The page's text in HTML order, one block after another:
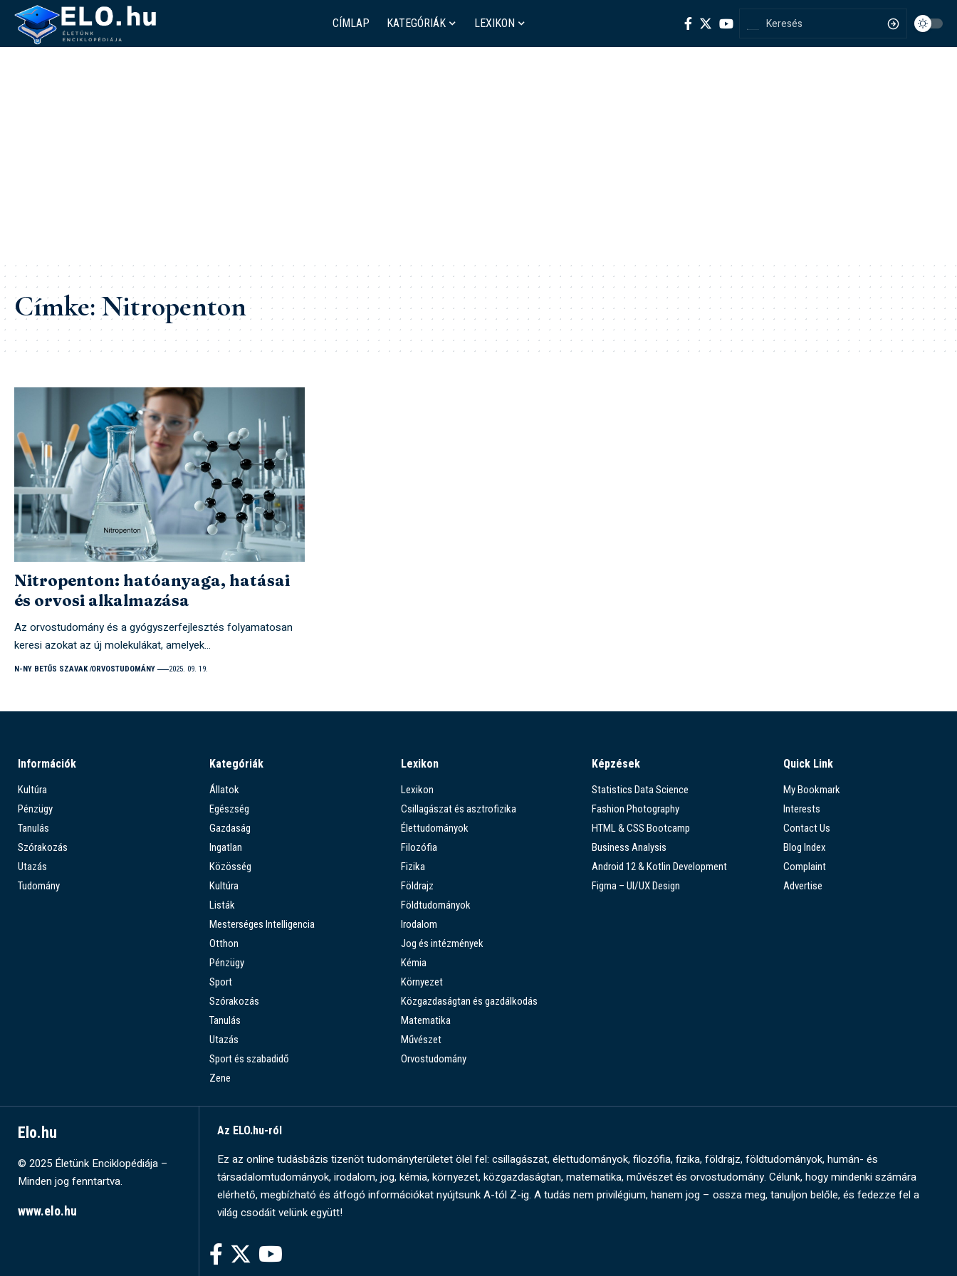
CÍMLAP KATEGÓRIÁK LEXIKON
Címke:Nitropenton
Nitropenton: hatóanyaga, hatásai
és orvosi alkalmazása
Az orvostudomány és a gyógyszerfejlesztés folyamatosan
keresi azokat az új molekulákat, amelyek…
N-NY BETŰS SZAVAK ORVOSTUDOMÁNY 2025. 09. 19.
Információk
Kultúra
Pénzügy
Tanulás
Szórakozás
Utazás
Tudomány
Kategóriák
Állatok
Egészség
Gazdaság
Ingatlan
Közösség
Kultúra
Listák
Mesterséges Intelligencia
Otthon
Pénzügy
Sport
Szórakozás
Tanulás
Utazás
Sport és szabadidő
Zene
Lexikon
Lexikon
Csillagászat és asztrofizika
Élettudományok
Filozófia
Fizika
Földrajz
Földtudományok
Irodalom
Jog és intézmények
Kémia
Környezet
Közgazdaságtan és gazdálkodás
Matematika
Művészet
Orvostudomány
Képzések
Statistics Data Science
Fashion Photography
HTML & CSS Bootcamp
Business Analysis
Android 12 & Kotlin Development
Figma – UI/UX Design
Quick Link
My Bookmark
Interests
Contact Us
Blog Index
Complaint
Advertise
Elo.hu
© 2025 Életünk Enciklopédiája –
Minden jog fenntartva.
www.elo.hu
Az ELO.hu-ról
Ez az online tudásbázis tizenöt tudományterületet ölel fel: csillagászat, élettudományok, filozófia, fizika, földrajz, földtudományok, humán- és
társadalomtudományok, irodalom, jog, kémia, környezet, közgazdaságtan, matematika, művészet és orvostudomány. Célunk, hogy mindenki számára
elérhető, megbízható és átfogó információkat nyújtsunk A-tól Z-ig. A tudás nem privilégium, hanem jog – ossza meg, tanuljon belőle, és fedezze fel a
világ csodáit velünk együtt!